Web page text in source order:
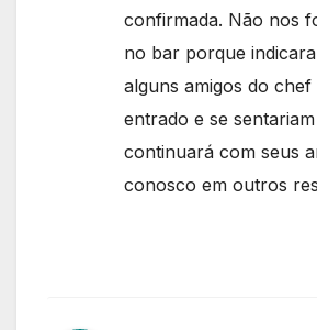
confirmada. Não nos
no bar porque
alguns amigos do chef
entrado e se
continuará com seus
conosco em outros